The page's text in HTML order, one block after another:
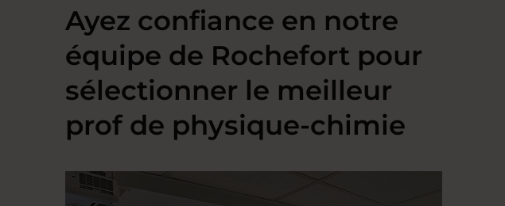
Ayez confiance en notre
équipe de Rochefort pour
sélectionner le meilleur
prof de physique-chimie